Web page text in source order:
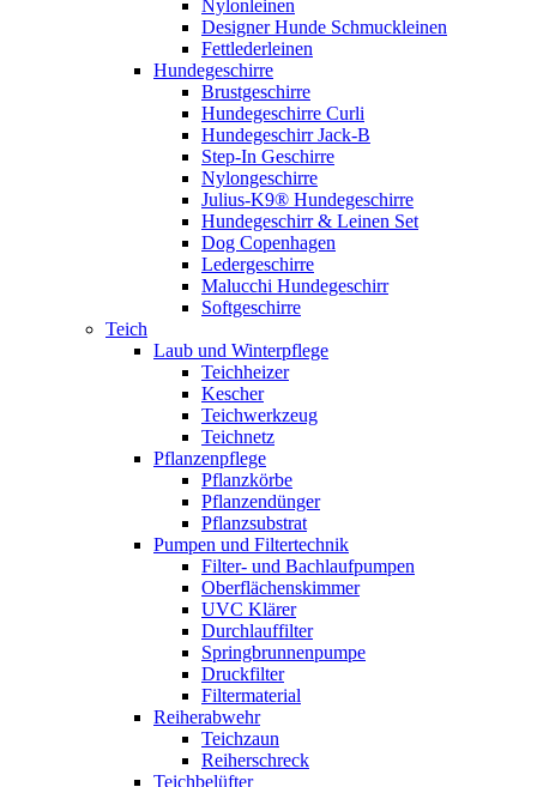
Nylonleinen
Designer Hunde Schmuckleinen
Fettlederleinen
Hundegeschirre
Brustgeschirre
Hundegeschirre Curli
Hundegeschirr Jack-B
Step-In Geschirre
Nylongeschirre
Julius-K9® Hundegeschirre
Hundegeschirr & Leinen Set
Dog Copenhagen
Ledergeschirre
Malucchi Hundegeschirr
Softgeschirre
Teich
Laub und Winterpflege
Teichheizer
Kescher
Teichwerkzeug
Teichnetz
Pflanzenpflege
Pflanzkörbe
Pflanzendünger
Pflanzsubstrat
Pumpen und Filtertechnik
Filter- und Bachlaufpumpen
Oberflächenskimmer
UVC Klärer
Durchlauffilter
Springbrunnenpumpe
Druckfilter
Filtermaterial
Reiherabwehr
Teichzaun
Reiherschreck
Teichbelüfter